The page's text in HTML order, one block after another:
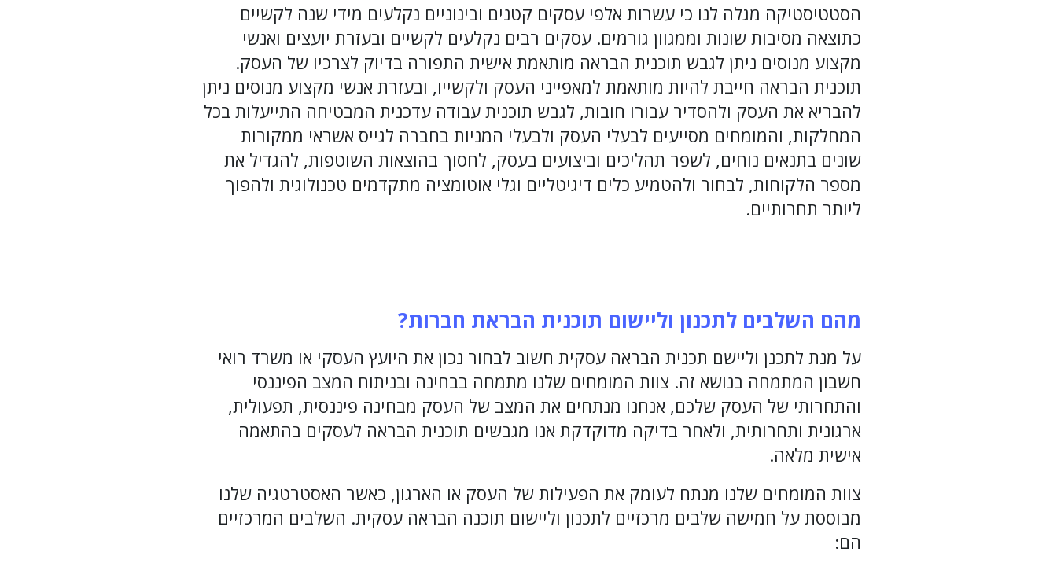
הסטטיסטיקה מגלה לנו כי עשרות אלפי עסקים קטנים ובינוניים נקלעים מידי שנה לקשיים
כתוצאה מסיבות שונות וממגוון גורמים. עסקים רבים נקלעים לקשיים ובעזרת יועצים ואנשי
מקצוע מנוסים ניתן לגבש תוכנית הבראה מותאמת אישית התפורה בדיוק לצרכיו של העסק.
תוכנית הבראה חייבת להיות מותאמת למאפייני העסק ולקשייו, ובעזרת אנשי מקצוע מנוסים ניתן
להבריא את העסק ולהסדיר עבורו חובות, לגבש תוכנית עבודה עדכנית המבטיחה התייעלות בכל
המחלקות, והמומחים מסייעים לבעלי העסק ולבעלי המניות בחברה לגייס אשראי ממקורות
שונים בתנאים נוחים, לשפר תהליכים וביצועים בעסק, לחסוך בהוצאות השוטפות, להגדיל את
מספר הלקוחות, לבחור ולהטמיע כלים דיגיטליים וגלי אוטומציה מתקדמים טכנולוגית ולהפוך
ליותר תחרותיים.
מהם השלבים לתכנון וליישום תוכנית הבראת חברות?
על מנת לתכנן וליישם תכנית הבראה עסקית חשוב לבחור נכון את היועץ העסקי או משרד רואי
חשבון המתמחה בנושא זה. צוות המומחים שלנו מתמחה בבחינה ובניתוח המצב הפיננסי
והתחרותי של העסק שלכם, אנחנו מנתחים את המצב של העסק מבחינה פיננסית, תפעולית,
ארגונית ותחרותית, ולאחר בדיקה מדוקדקת אנו מגבשים תוכנית הבראה לעסקים בהתאמה
אישית מלאה.
צוות המומחים שלנו מנתח לעומק את הפעילות של העסק או הארגון, כאשר האסטרטגיה שלנו
מבוססת על חמישה שלבים מרכזיים לתכנון וליישום תוכנה הבראה עסקית. השלבים המרכזיים
הם: